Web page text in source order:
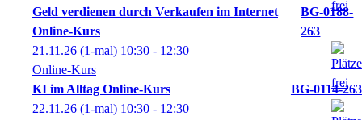
Geld verdienen durch Verkaufen im Internet
Online-Kurs
BG-0188-
263
21.11.26 (1-mal) 10:30 - 12:30
Online-Kurs
KI im Alltag Online-Kurs
BG-0114-263
22.11.26 (1-mal) 10:30 - 12:30